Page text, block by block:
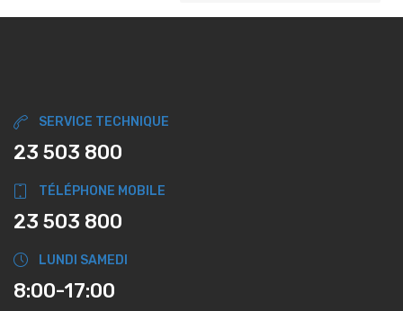
SERVICE TECHNIQUE
23 503 800
TÉLÉPHONE MOBILE
23 503 800
LUNDI SAMEDI
8:00-17:00